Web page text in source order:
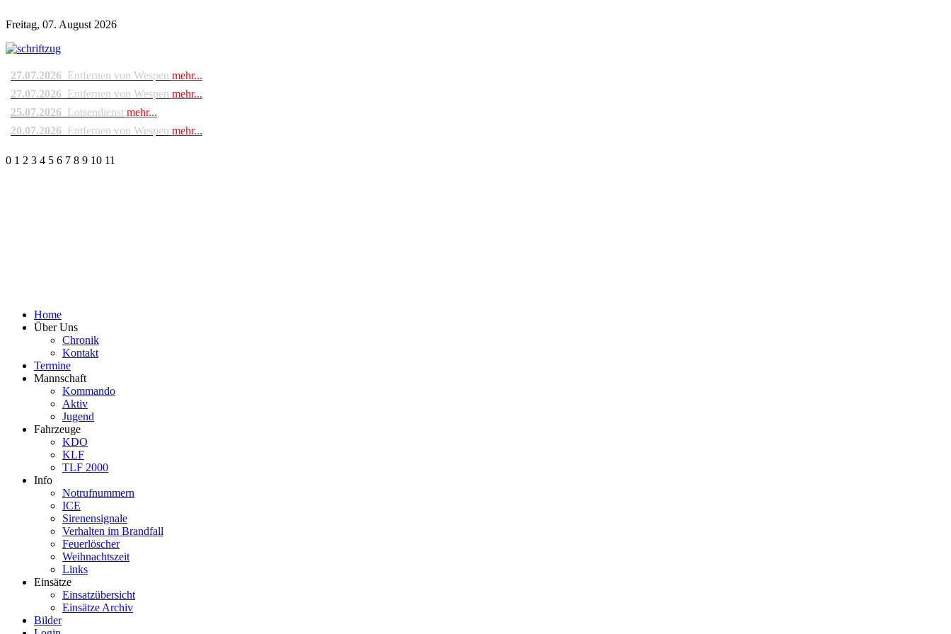
Freitag, 07. August 2026
27.07.2026 Entfernen von Wespen mehr...
27.07.2026 Entfernen von Wespen mehr...
25.07.2026 Lotsendienst mehr...
20.07.2026 Entfernen von Wespen mehr...
0 1 2 3 4 5 6 7 8 9 10 11
Home
Über Uns
Chronik
Kontakt
Termine
Mannschaft
Kommando
Aktiv
Jugend
Fahrzeuge
KDO
KLF
TLF 2000
Info
Notrufnummern
ICE
Sirenensignale
Verhalten im Brandfall
Feuerlöscher
Weihnachtszeit
Links
Einsätze
Einsatzübersicht
Einsätze Archiv
Bilder